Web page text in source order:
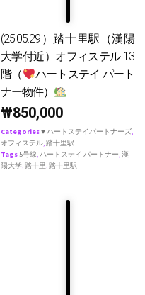
(25.05.29）踏十里駅（漢陽
大学付近）オフィステル 13
階（
ハートステイ パート
ナー物件）
₩850,000
Categories♥ ハートステイパートナーズ
オフィステル 踏十里駅
Tags 5号線 ハートステイ パートナー 漢
陽大学 踏十里 踏十里駅